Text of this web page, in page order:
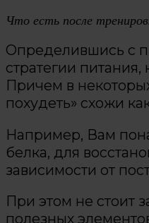
Что есть после
Определившись с
стратегии
Причем в
похудеть» схожи
Например, Вам
белка, для
зависимости от
При этом не стоит
полезных